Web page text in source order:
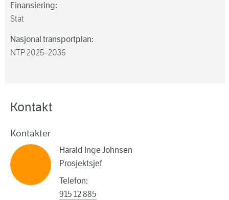
Finansiering:
Stat
Nasjonal transportplan:
NTP 2025–2036
Kontakt
Kontakter
Harald Inge Johnsen
Prosjektsjef
Telefon:
915 12 885